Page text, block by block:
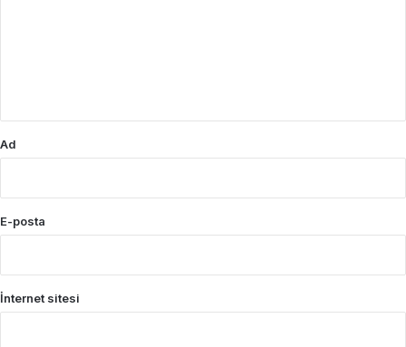
Ad
E-posta
İnternet sitesi